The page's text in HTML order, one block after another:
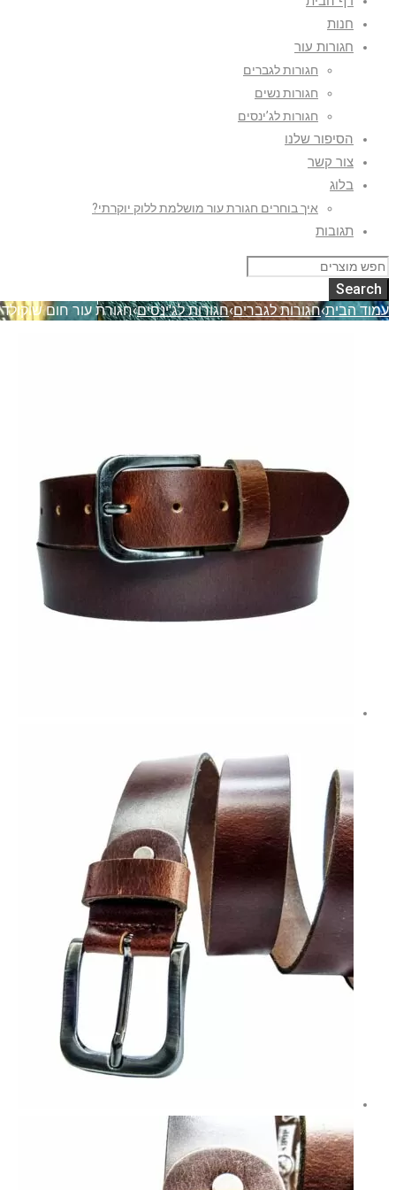
חנות
חגורות עור
חגורות לגברים
חגורות נשים
חגורות לג’ינסים
הסיפור שלנו
צור קשר
בלוג
איך בוחרים חגורת עור מושלמת ללוק יוקרתי?
תגובות
עמוד הבית›חגורות לגברים›חגורות לג'ינסים›חגורת עור חום